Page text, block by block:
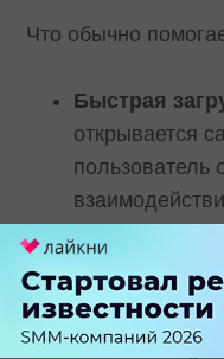
Что обычно
Быстрая
открывается
пользователь
особенно
приходят за
информацией.
Понятная